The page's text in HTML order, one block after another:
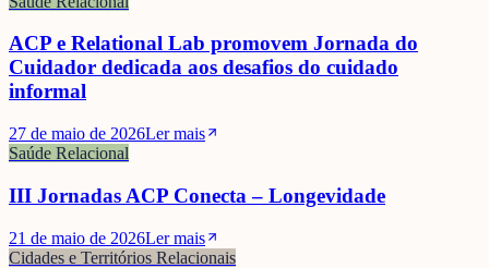
ACP e Relational Lab promovem Jornada do
Cuidador dedicada aos desafios do cuidado
informal
27 de maio de 2026Ler mais
Saúde Relacional
III Jornadas ACP Conecta – Longevidade
21 de maio de 2026Ler mais
Cidades e Territórios Relacionais